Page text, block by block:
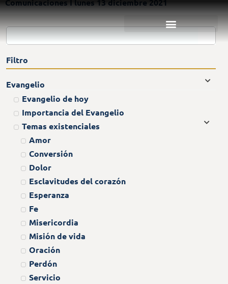
Comunicaciones I lunes 13 diciembre 2021
Filtro
Evangelio
Evangelio de hoy
Importancia del Evangelio
Temas existenciales
Amor
Conversión
Dolor
Esclavitudes del corazón
Esperanza
Fe
Misericordia
Misión de vida
Oración
Perdón
Servicio